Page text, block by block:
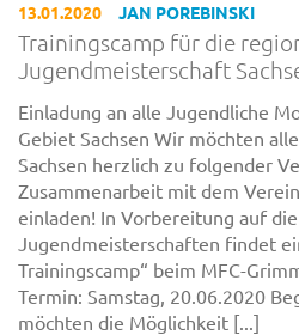
13.01.2020 JAN POREBINSKI
Trainingscamp für die
Jugendmeisterschaft
Einladung an alle Jugendliche
Gebiet Sachsen Wir möchten
Sachsen herzlich zu folgender
Zusammenarbeit mit dem
einladen! In Vorbereitung auf
Jugendmeisterschaften findet
Trainingscamp“ beim MFC-
Termin: Samstag, 20.06.2020
möchten die Möglichkeit [...]